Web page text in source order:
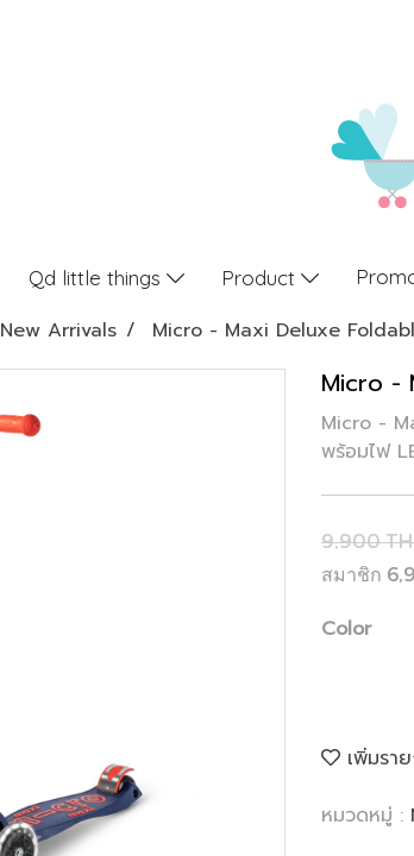
Qd little things Product
New Arrivals Micro - Maxi Deluxe
Micro -
Micro -
พร้อมไฟ
9,900
สมาชิก
Color
เพิ่มรา
หมวดหมู่ :